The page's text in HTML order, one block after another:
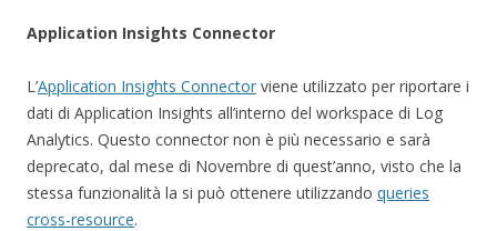
Application Insights Connector
L’Application Insights Connector viene utilizzato per riportare i
dati di Application Insights all’interno del workspace di Log
Analytics. Questo connector non è più necessario e sarà
deprecato, dal mese di Novembre di quest’anno, visto che la
stessa funzionalità la si può ottenere utilizzando queries
cross-resource.